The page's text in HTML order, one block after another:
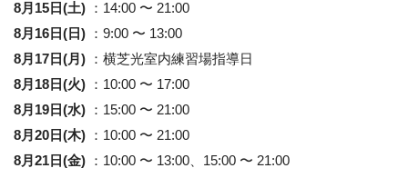
8月15日(土)
：14:00 〜 21:00
8月16日(日)
：9:00 〜 13:00
8月17日(月)
：横芝光室内練習場指導日
8月18日(火)
：10:00 〜 17:00
8月19日(水)
：15:00 〜 21:00
8月20日(木)
：10:00 〜 21:00
8月21日(金)
：10:00 〜 13:00、15:00 〜 21:00